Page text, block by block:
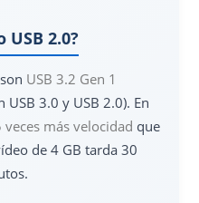
USB 2.0?
USB 3.2 Gen 1
3.0 y USB 2.0). En
veces más velocidad que
de 4 GB tarda 30